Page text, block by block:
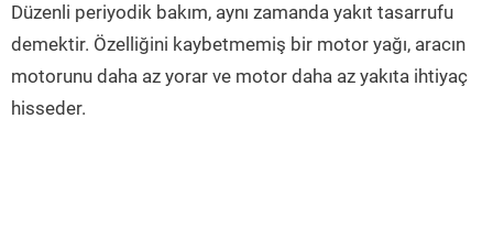
Düzenli periyodik bakım, aynı zamanda yakıt tasarrufu
demektir. Özelliğini kaybetmemiş bir motor yağı, aracın
motorunu daha az yorar ve motor daha az yakıta ihtiyaç
hisseder.